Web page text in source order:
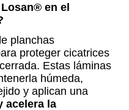
en el
planchas
proteger cicatrices
Estas láminas
húmeda,
y aplican una
acelera la